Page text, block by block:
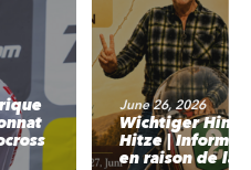
June 26, 2026
Wichtiger
Hitze |
en raison de la